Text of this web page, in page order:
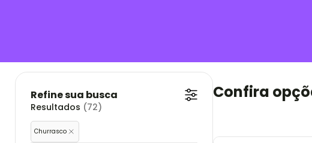
Refine sua busca
Resultados (72)
Churrasco
Confira